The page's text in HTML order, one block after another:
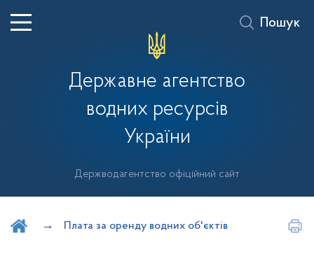
Державне агентство
водних ресурсів
України
Держводагентство офіційний сайт
Пошук
Плата за оренду водних об'єктів